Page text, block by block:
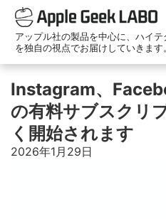
アップル社の製品を中心に、ハイ
を独自の視点でお届けしていきます。
Instagram、
の有料サブスクリ
く開始されます
2026年1月29日